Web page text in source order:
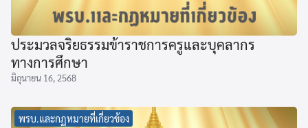
ประมวลจริยธรรมข้าราชการครูและบุคลากร
ทางการศึกษา
มิถุนายน 16, 2568
พรบ.และกฏหมายที่เกี่ยวข้อง